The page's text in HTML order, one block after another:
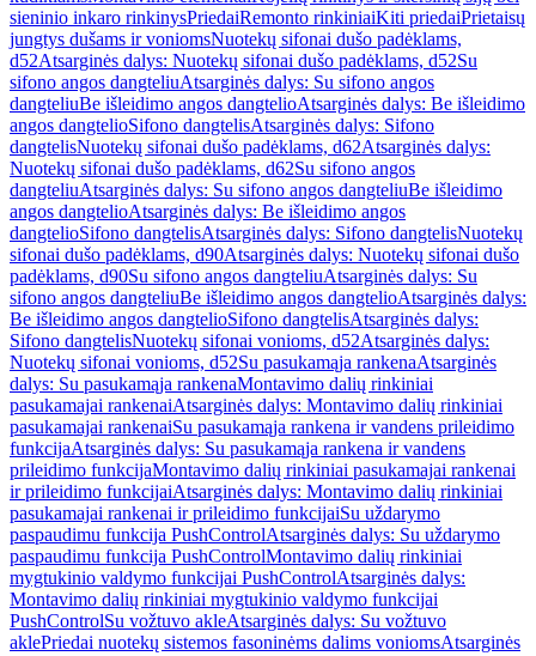
sieninio inkaro rinkinysPriedaiRemonto rinkiniaiKiti priedaiPrietaisų
jungtys dušams ir voniomsNuotekų sifonai dušo padėklams,
d52Atsarginės dalys: Nuotekų sifonai dušo padėklams, d52Su
sifono angos dangteliuAtsarginės dalys: Su sifono angos
dangteliuBe išleidimo angos dangtelioAtsarginės dalys: Be išleidimo
angos dangtelioSifono dangtelisAtsarginės dalys: Sifono
dangtelisNuotekų sifonai dušo padėklams, d62Atsarginės dalys:
Nuotekų sifonai dušo padėklams, d62Su sifono angos
dangteliuAtsarginės dalys: Su sifono angos dangteliuBe išleidimo
angos dangtelioAtsarginės dalys: Be išleidimo angos
dangtelioSifono dangtelisAtsarginės dalys: Sifono dangtelisNuotekų
sifonai dušo padėklams, d90Atsarginės dalys: Nuotekų sifonai dušo
padėklams, d90Su sifono angos dangteliuAtsarginės dalys: Su
sifono angos dangteliuBe išleidimo angos dangtelioAtsarginės dalys:
Be išleidimo angos dangtelioSifono dangtelisAtsarginės dalys:
Sifono dangtelisNuotekų sifonai vonioms, d52Atsarginės dalys:
Nuotekų sifonai vonioms, d52Su pasukamąja rankenaAtsarginės
dalys: Su pasukamąja rankenaMontavimo dalių rinkiniai
pasukamajai rankenaiAtsarginės dalys: Montavimo dalių rinkiniai
pasukamajai rankenaiSu pasukamąja rankena ir vandens prileidimo
funkcijaAtsarginės dalys: Su pasukamąja rankena ir vandens
prileidimo funkcijaMontavimo dalių rinkiniai pasukamajai rankenai
ir prileidimo funkcijaiAtsarginės dalys: Montavimo dalių rinkiniai
pasukamajai rankenai ir prileidimo funkcijaiSu uždarymo
paspaudimu funkcija PushControlAtsarginės dalys: Su uždarymo
paspaudimu funkcija PushControlMontavimo dalių rinkiniai
mygtukinio valdymo funkcijai PushControlAtsarginės dalys:
Montavimo dalių rinkiniai mygtukinio valdymo funkcijai
PushControlSu vožtuvo akleAtsarginės dalys: Su vožtuvo
aklePriedai nuotekų sistemos fasoninėms dalims voniomsAtsarginės